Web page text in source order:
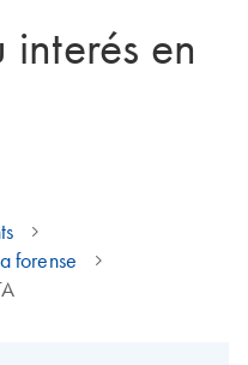
en
forense